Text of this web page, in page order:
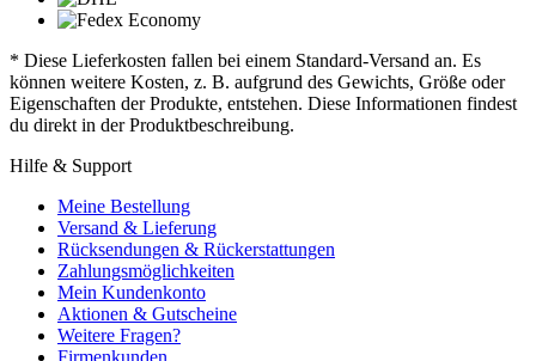
* Diese Lieferkosten fallen bei einem Standard-Versand an. Es
können weitere Kosten, z. B. aufgrund des Gewichts, Größe oder
Eigenschaften der Produkte, entstehen. Diese Informationen findest
du direkt in der Produktbeschreibung.
Hilfe & Support
Meine Bestellung
Versand & Lieferung
Rücksendungen & Rückerstattungen
Zahlungsmöglichkeiten
Mein Kundenkonto
Aktionen & Gutscheine
Weitere Fragen?